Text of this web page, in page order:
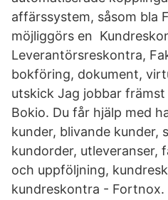
affärssystem, såsom bla
möjliggörs en
Leverantörsreskontra,
bokföring, dokument,
utskick Jag jobbar
Bokio. Du får hjälp med
kunder, blivande kunder,
kundorder, utleveranser,
och uppföljning,
kundreskontra -